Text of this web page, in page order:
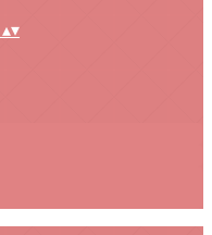
▴▾